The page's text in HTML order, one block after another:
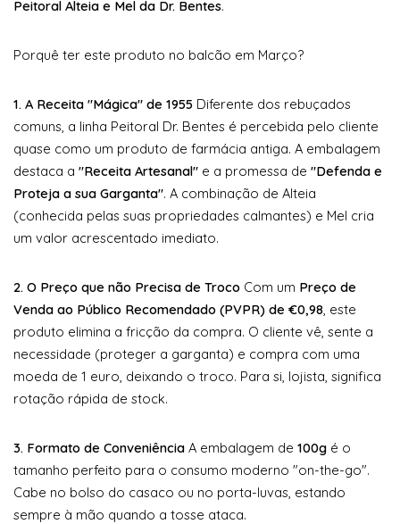
Peitoral Alteia e Mel da Dr. Bentes.
Porquê ter este produto no balcão em Março?
1. A Receita "Mágica" de 1955 Diferente dos rebuçados
comuns, a linha Peitoral Dr. Bentes é percebida pelo cliente
quase como um produto de farmácia antiga. A embalagem
destaca a "Receita Artesanal" e a promessa de "Defenda e
Proteja a sua Garganta". A combinação de Alteia
(conhecida pelas suas propriedades calmantes) e Mel cria
um valor acrescentado imediato.
2. O Preço que não Precisa de Troco Com um Preço de
Venda ao Público Recomendado (PVPR) de €0,98 , este
produto elimina a fricção da compra. O cliente vê, sente a
necessidade (proteger a garganta) e compra com uma
moeda de 1 euro, deixando o troco. Para si, lojista, significa
rotação rápida de stock.
3. Formato de Conveniência A embalagem de 100g é o
tamanho perfeito para o consumo moderno "on-the-go".
Cabe no bolso do casaco ou no porta-luvas, estando
sempre à mão quando a tosse ataca.